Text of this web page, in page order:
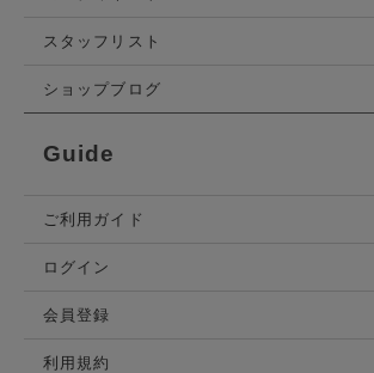
スタッフリスト
ショップブログ
Guide
ご利用ガイド
ログイン
会員登録
利用規約